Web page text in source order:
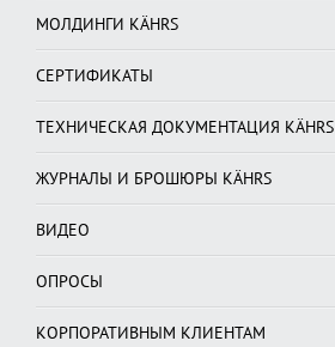
МОЛДИНГИ KÄHRS
СЕРТИФИКАТЫ
ТЕХНИЧЕСКАЯ ДОКУМЕНТАЦИЯ KÄHRS
ЖУРНАЛЫ И БРОШЮРЫ KÄHRS
ВИДЕО
ОПРОСЫ
КОРПОРАТИВНЫМ КЛИЕНТАМ